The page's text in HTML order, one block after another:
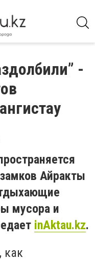
-
Айракты
мусора и
inAktau.kz.
как